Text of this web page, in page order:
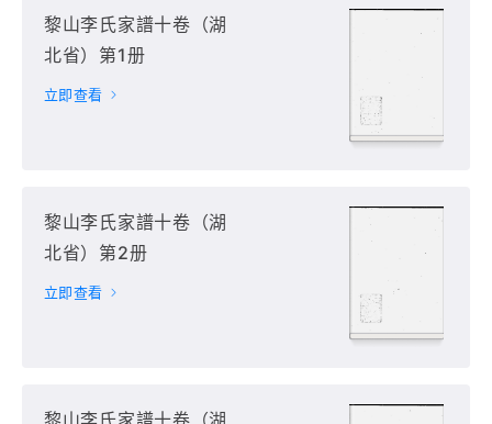
黎山李氏家譜十卷（湖
北省）第1册
立即查看
黎山李氏家譜十卷（湖
北省）第2册
立即查看
黎山李氏家譜十卷（湖